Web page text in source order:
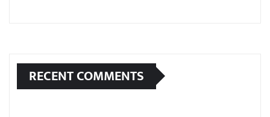
RECENT COMMENTS